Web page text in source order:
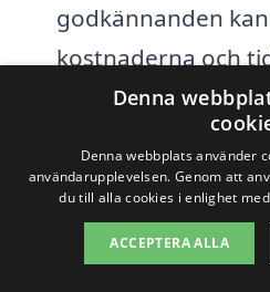
godkännanden
kostnaderna och
entreprenaden.
Geografiska
variera beroende
på arbetskraft i
Denna
Denna webbplats använder
användarupplevelsen. Genom att
du till alla cookies i enlighet
ACCEPTERA ALLA